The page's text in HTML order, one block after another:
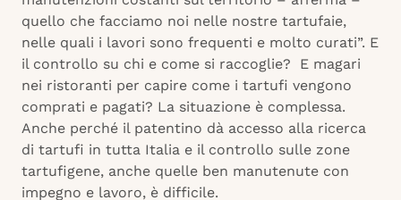
quello che facciamo noi nelle nostre tartufaie,
nelle quali i lavori sono frequenti e molto curati”. E
il controllo su chi e come si raccoglie? E magari
nei ristoranti per capire come i tartufi vengono
comprati e pagati? La situazione è complessa.
Anche perché il patentino dà accesso alla ricerca
di tartufi in tutta Italia e il controllo sulle zone
tartufigene, anche quelle ben manutenute con
impegno e lavoro, è difficile.